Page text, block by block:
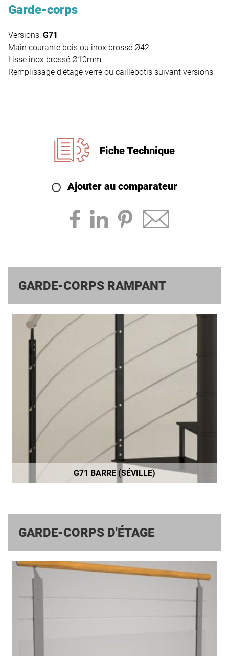
Garde-corps
Versions: G71
Main courante bois ou inox brossé Ø42
Lisse inox brossé Ø10mm
Remplissage d’étage verre ou caillebotis suivant versions
Fiche Technique
Ajouter au comparateur
GARDE-CORPS RAMPANT
G71 BARRE (SÉVILLE)
GARDE-CORPS D'ÉTAGE